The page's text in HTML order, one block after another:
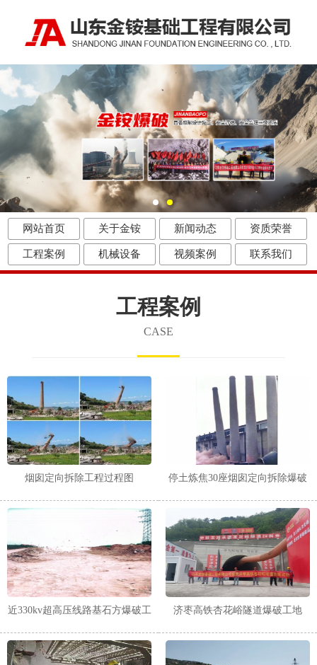
网站首页 关于金铵 新闻动态 资质荣誉
工程案例 机械设备 视频案例 联系我们
工程案例
CASE
烟囱定向拆除工程过程图
停土炼焦30座烟囱定向拆除爆破
近330kv超高压线路基石方爆破工
济枣高铁杏花峪隧道爆破工地